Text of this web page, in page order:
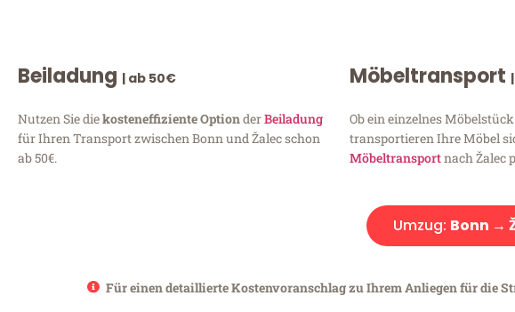
Beiladung | ab 50€
Nutzen Sie diekosteneffiziente OptionderBeiladung
für Ihren Transport zwischen Bonn und Žalec schon
ab 50€.
Möbeltransport
Ob ein einzelnes
transportieren Ihre Möbel
Möbeltransportnach Žalec
Umzug: Bonn →
Für einen detaillierte Kostenvoranschlag zu Ihrem Anliegen für die